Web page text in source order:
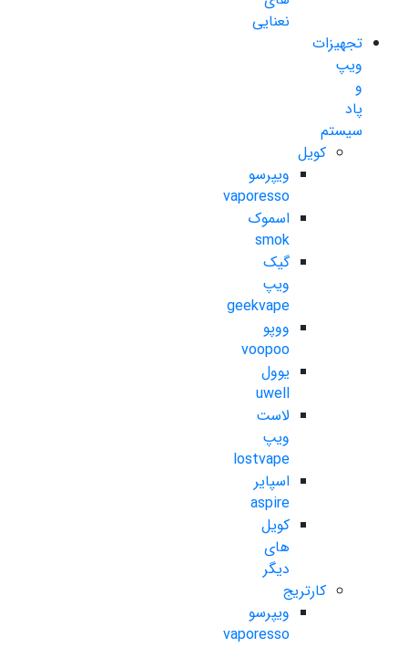
نعنایی
تجهیزات
ویپ
و
پاد
سیستم
کویل
ویپرسو
vaporesso
اسموک
smok
گیک
ویپ
geekvape
ووپو
voopoo
یوول
uwell
لاست
ویپ
lostvape
اسپایر
aspire
کویل
های
دیگر
کارتریج
ویپرسو
vaporesso